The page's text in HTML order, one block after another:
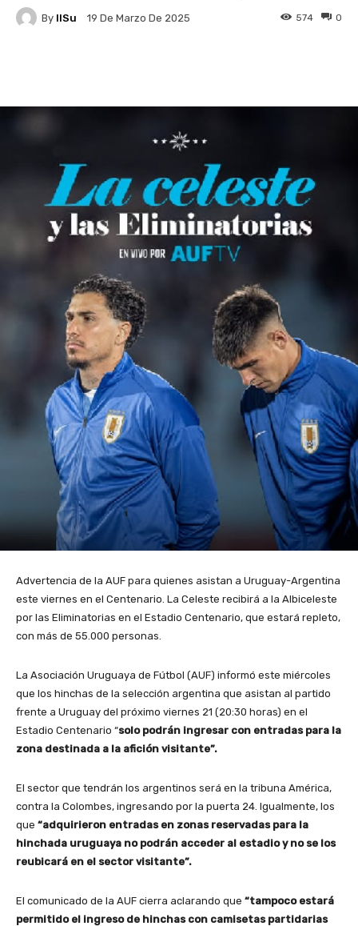
By IlSu 19 De Marzo De 2025 0
574
Advertencia de la AUF para quienes asistan a Uruguay-Argentina
este viernes en el Centenario. La Celeste recibirá a la Albiceleste
por las Eliminatorias en el Estadio Centenario, que estará repleto,
con más de 55.000 personas.
La Asociación Uruguaya de Fútbol (AUF) informó este miércoles
que los hinchas de la selección argentina que asistan al partido
frente a Uruguay del próximo viernes 21 (20:30 horas) en el
Estadio Centenario “solo podrán ingresar con entradas para la
zona destinada a la afición visitante”.
El sector que tendrán los argentinos será en la tribuna América,
contra la Colombes, ingresando por la puerta 24. Igualmente, los
que “adquirieron entradas en zonas reservadas para la
hinchada uruguaya no podrán acceder al estadio y no se los
reubicará en el sector visitante”.
El comunicado de la AUF cierra aclarando que “tampoco estará
permitido el ingreso de hinchas con camisetas partidarias